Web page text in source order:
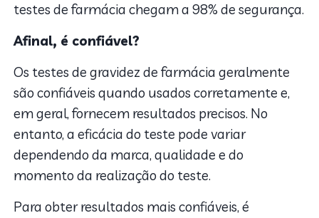
testes de farmácia chegam a 98% de segurança.
Afinal, é confiável?
Os testes de gravidez de farmácia geralmente
são confiáveis quando usados corretamente e,
em geral, fornecem resultados precisos. No
entanto, a eficácia do teste pode variar
dependendo da marca, qualidade e do
momento da realização do teste.
Para obter resultados mais confiáveis, é